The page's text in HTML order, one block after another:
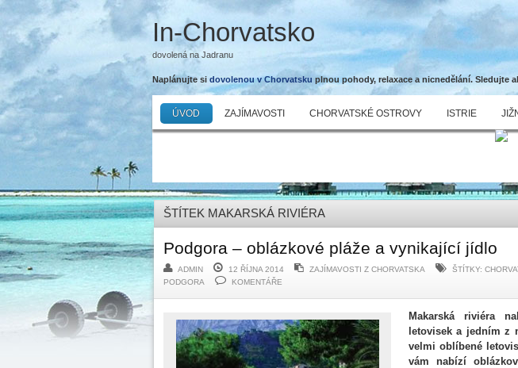
In-Chorvatsko
dovolená na Jadranu
Naplánujte si dovolenou v Chorvatsku plnou pohody, relaxace a nicnedělání. Sledujte
ÚVOD ZAJÍMAVOSTI CHORVATSKÉ OSTROVY ISTRIE
ŠTÍTEK MAKARSKÁ RIVIÉRA
Podgora – oblázkové pláže a vynikající jídlo
ADMIN 12 ŘÍJNA 2014 ZAJÍMAVOSTI Z CHORVATSKA ŠTÍTKY:
PODGORA
KOMENTÁŘE
Makarská riviéra
letovisek a jedním z
velmi oblíbené
vám nabízí